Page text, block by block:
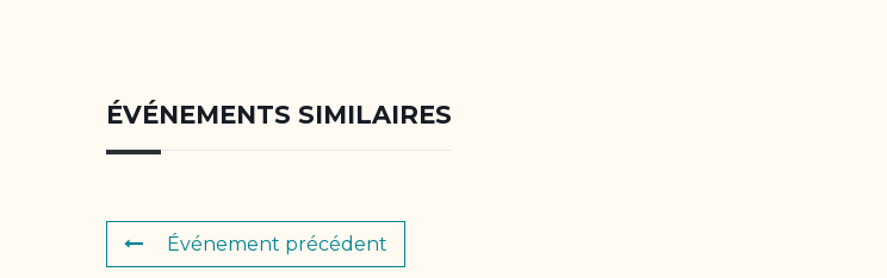
ÉVÉNEMENTS SIMILAIRES
Événement précédent